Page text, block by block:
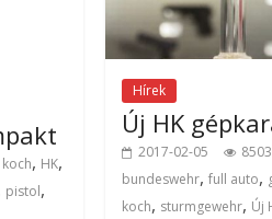
, HK,
pistol,
Hírek
Új HK
2017-02-05
bundeswehr,full auto,
koch, sturmgewehr, Új